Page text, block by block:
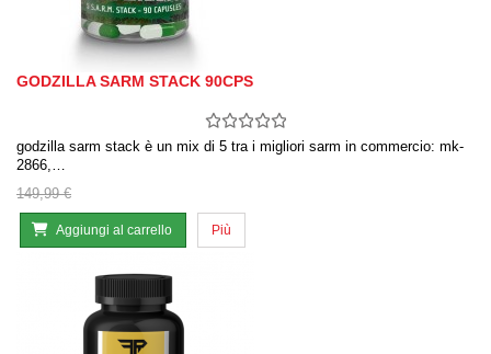
GODZILLA SARM STACK 90CPS
godzilla sarm stack è un mix di 5 tra i migliori sarm in commercio: mk-
2866,…
149,99 €
Aggiungi al carrello Più